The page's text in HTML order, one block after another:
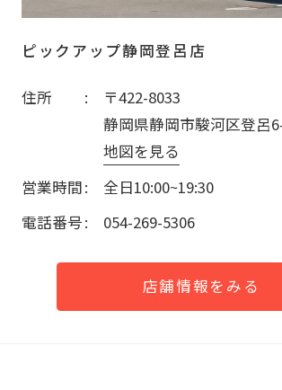
ピックアップ静岡登呂店
住所
〒422-8033
静岡県静岡市駿河区登呂
地図を見る
営業時間
全日10:00~19:30
電話番号
054-269-5306
店舗情報をみる